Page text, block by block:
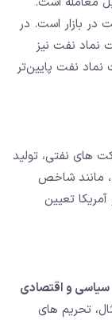
در بازار است. در
نماد نفت نیز
نماد نفت پایین‌تر
های نفتی، تولید
مانند شاخص
آمریکا تعیین
و اقتصادی
تحریم های